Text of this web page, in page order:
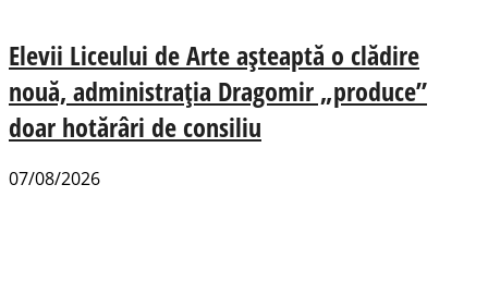
Elevii Liceului de Arte așteaptă o clădire
nouă, administrația Dragomir „produce”
doar hotărâri de consiliu
07/08/2026